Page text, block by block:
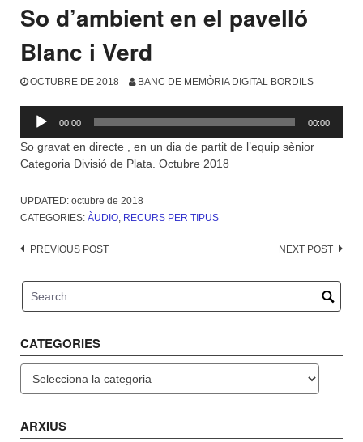
So d’ambient en el pavelló
Blanc i Verd
OCTUBRE DE 2018 BANC DE MEMÒRIA DIGITAL BORDILS
Reproductor
d'àudio
00:00 00:00
So gravat en directe , en un dia de partit de l’equip sènior
Categoria Divisió de Plata. Octubre 2018
UPDATED: octubre de 2018
CATEGORIES: ÀUDIO, RECURS PER TIPUS
Post
PREVIOUS POST NEXT POST
CATEGORIES
ARXIUS